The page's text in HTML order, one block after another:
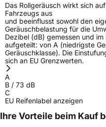
Das Rollgeräusch wirkt sich
Fahrzeugs aus
und beeinflusst sowohl den
Geräuschbelastung für die
Dezibel (dB) gemessen und
aufgeteilt: von A (niedrigste
Geräuschklasse). Die
sich an EU Grenzwerten.
A
B / 73 dB
C
EU Reifenlabel anzeigen
Ihre Vorteile beim Kauf